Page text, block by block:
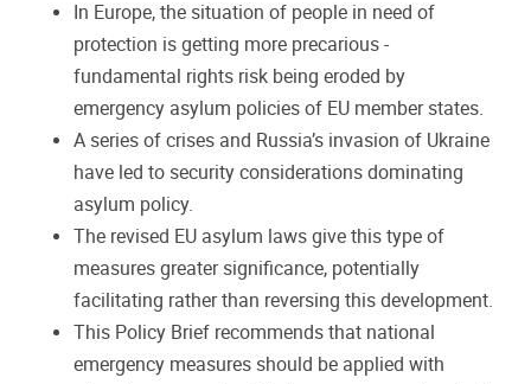
In Europe, the situation of people in need of
protection is getting more precarious -
fundamental rights risk being eroded by
emergency asylum policies of EU member states.
A series of crises and Russia’s invasion of Ukraine
have led to security considerations dominating
asylum policy.
The revised EU asylum laws give this type of
measures greater significance, potentially
facilitating rather than reversing this development.
This Policy Brief recommends that national
emergency measures should be applied with